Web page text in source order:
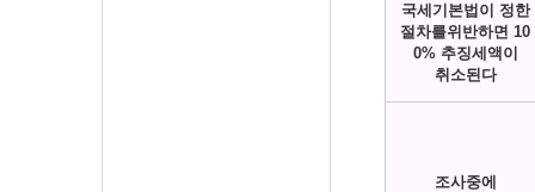
국세기본법이 정한
절차를위반하면 10
0% 추징세액이
취소된다
조사중에